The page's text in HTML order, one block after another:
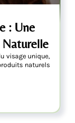
: Une
visage unique,
naturels